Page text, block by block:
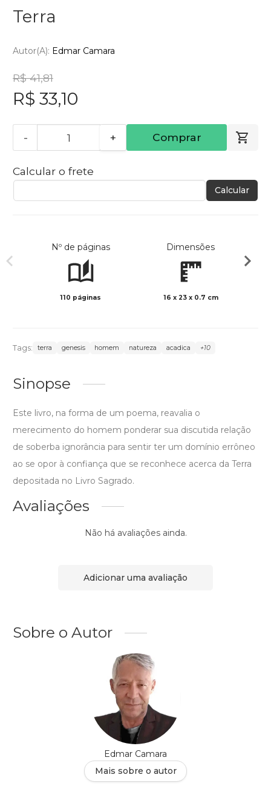
Terra
Autor(a): Edmar Camara
R$ 41,81
R$ 33,10
- + Comprar
Calcular o frete
Calcular
Nº de páginas
110 páginas
Dimensões
16 x 23 x 0.7 cm
Tags: terra genesis homem natureza acadica +10
Sinopse
Este livro, na forma de um poema, reavalia o
merecimento do homem ponderar sua discutida relação
de soberba ignorância para sentir ter um domínio errôneo
ao se opor à confiança que se reconhece acerca da Terra
depositada no Livro Sagrado.
Avaliações
Não há avaliações ainda.
Adicionar uma avaliação
Sobre o Autor
Edmar Camara
Mais sobre o autor